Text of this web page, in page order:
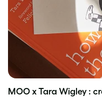
MOO x Tara Wigley :